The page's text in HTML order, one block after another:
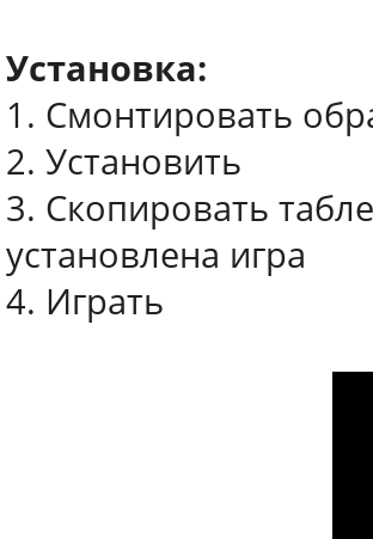
Установка:
1. Смонтировать
2. Установить
3. Скопировать
установлена игра
4. Играть